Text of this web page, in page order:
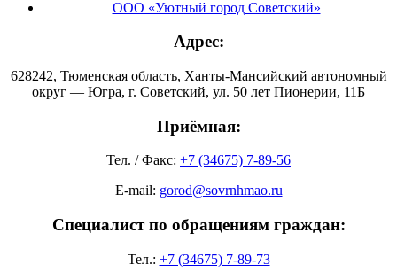
ООО «Уютный город Советский»
Адрес:
628242, Тюменская область, Ханты-Мансийский автономный
округ — Югра, г. Советский, ул. 50 лет Пионерии, 11Б
Приёмная:
Тел. / Факс: +7 (34675) 7-89-56
E-mail: gorod@sovrnhmao.ru
Специалист по обращениям граждан:
Тел.: +7 (34675) 7-89-73